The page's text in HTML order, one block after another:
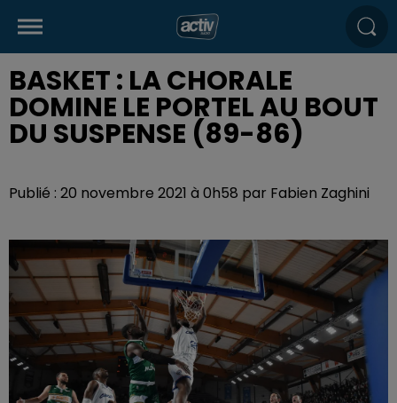
BASKET : LA CHORALE
DOMINE LE PORTEL AU BOUT
DU SUSPENSE (89-86)
Publié : 20 novembre 2021 à 0h58 par Fabien Zaghini